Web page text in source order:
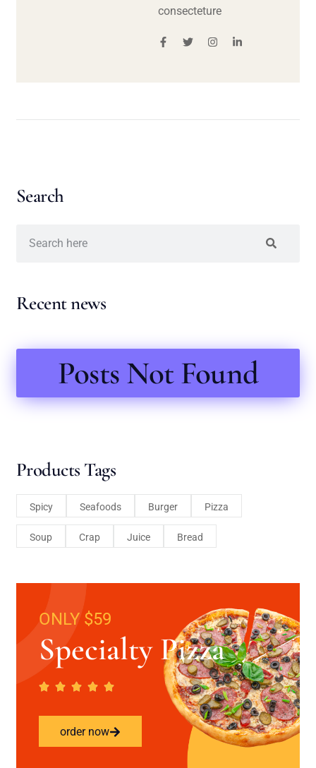
consecteture
Search
Recent news
Posts Not Found
Products Tags
Spicy Seafoods Burger Pizza
Soup Crap Juice Bread
ONLY $59
Specialty Pizza
order now